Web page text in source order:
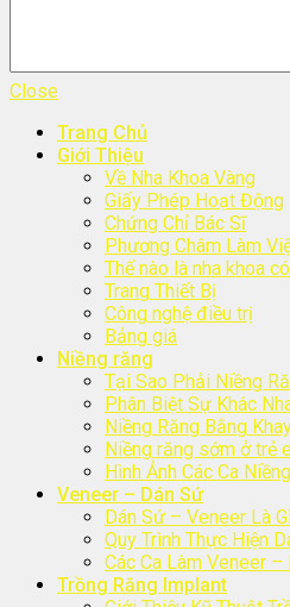
Close
Trang Chủ
Giới Thiệu
Về Nha Khoa Vàng
Giấy Phép Hoạt Động
Chứng Chỉ Bác Sĩ
Phương Châm Làm
Thế nào là nha khoa
Trang Thiết Bị
Công nghệ điều trị
Bảng giá
Niềng răng
Tại Sao Phải Niềng
Phân Biệt Sự Khác
Niềng Răng Bằng
Niềng răng sớm ở trẻ
Hình Ảnh Các Ca
Veneer – Dán Sứ
Dán Sứ – Veneer Là
Quy Trình Thực Hiện
Các Ca Làm Veneer –
Trồng Răng Implant